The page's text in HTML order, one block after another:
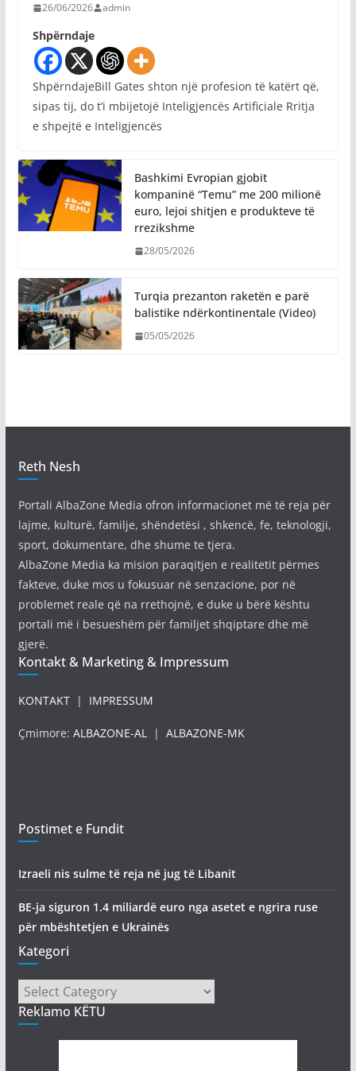
26/06/2026 admin
Shpërndaje
ShpërndajeBill Gates shton një profesion të katërt që,
sipas tij, do t’i mbijetojë Inteligjencës Artificiale Rritja
e shpejtë e Inteligjencës
Bashkimi Evropian gjobit
kompaninë “Temu” me 200 milionë
euro, lejoi shitjen e produkteve të
rrezikshme
28/05/2026
Turqia prezanton raketën e parë
balistike ndërkontinentale (Video)
05/05/2026
Reth Nesh
Portali AlbaZone Media ofron informacionet më të reja për
lajme, kulturë, familje, shëndetësi , shkencë, fe, teknologji,
sport, dokumentare, dhe shume te tjera.
AlbaZone Media ka mision paraqitjen e realitetit përmes
fakteve, duke mos u fokusuar në senzacione, por në
problemet reale që na rrethojnë, e duke u bërë kështu
portali më i besueshëm për familjet shqiptare dhe më
gjerë.
Kontakt & Marketing & Impressum
KONTAKT| IMPRESSUM
Çmimore: ALBAZONE-AL| ALBAZONE-MK
Postimet e Fundit
Izraeli nis sulme të reja në jug të Libanit
BE-ja siguron 1.4 miliardë euro nga asetet e ngrira ruse
për mbështetjen e Ukrainës
Kategori
Kategori
Reklamo KËTU